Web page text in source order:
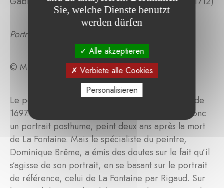
Portrait d'homme en surmanteau rouge
© Musée Jean de La Fontaine
Le portrait présenté à la vente Rouillac est daté de
1697. S’il s’agit d’un portrait du fabuliste, c’est donc
un portrait posthume, peint deux ans après la mort
de La Fontaine. Mais le spécialiste du peintre,
Dominique Brême, a émis des doutes sur le fait qu’il
s’agisse de son portrait, en se basant sur le portrait
de référence, celui de La Fontaine par Rigaud. Sur
Sie, welche Dienste benutzt
werden dürfen
Alle akzeptieren
Verbiete alle Cookies
Personalisieren